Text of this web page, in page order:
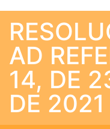
AD
14, DE
DE 2021